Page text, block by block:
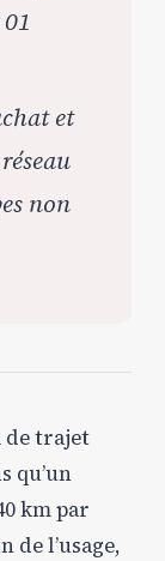
et
non
de trajet
qu’un
km par
de l’usage,